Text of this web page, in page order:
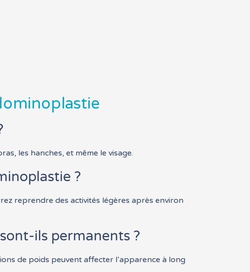
les hanches, et même le visage.
?
reprendre des activités légères après environ
ils permanents ?
de poids peuvent affecter l’apparence à long